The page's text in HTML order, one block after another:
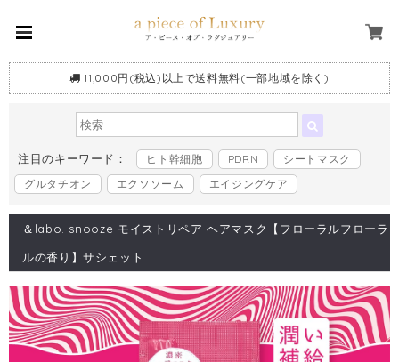
11,000円(税込)以上で送料無料(一部地域を除く)
注目のキーワード： ヒト幹細胞 PDRN
シートマスク
グルタチオン
エクソソーム エイジングケア
＆labo. snooze モイストリペア ヘアマスク【フローラルフローラ
ルの香り】サシェット